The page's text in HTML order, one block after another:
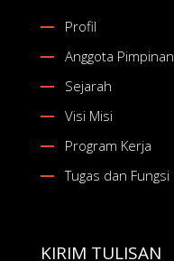
Profil
Anggota Pimpinan
Sejarah
Visi Misi
Program Kerja
Tugas dan Fungsi
KIRIM TULISAN